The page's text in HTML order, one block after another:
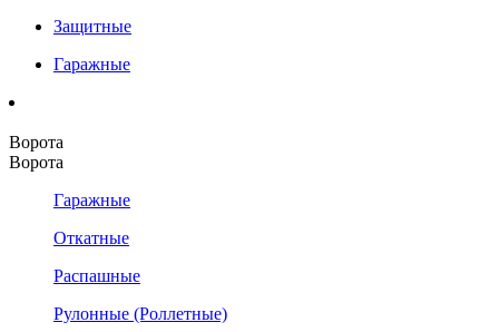
Защитные
Гаражные
Ворота
Ворота
Гаражные
Откатные
Распашные
Рулонные (Роллетные)